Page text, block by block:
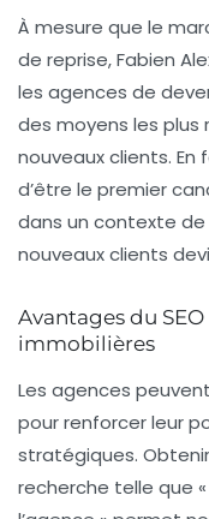
À mesure que le
de reprise, Fabien
les agences de
des moyens les
nouveaux clients. En
d’être le premier
dans un contexte de
nouveaux clients
Avantages du
immobilières
Les agences
pour renforcer leur
stratégiques.
recherche telle que